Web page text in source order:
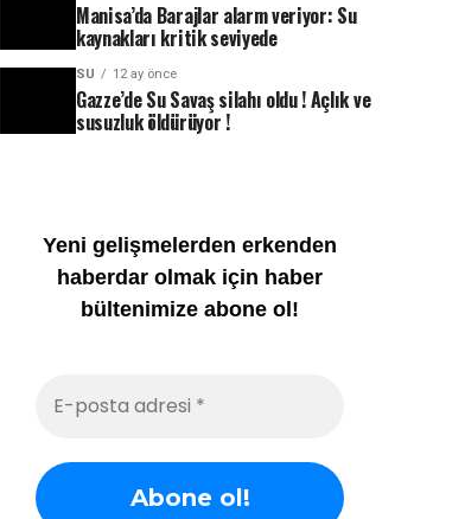
Manisa’da Barajlar alarm veriyor: Su
kaynakları kritik seviyede
SU 12 ay önce
Gazze’de Su Savaş silahı oldu ! Açlık ve
susuzluk öldürüyor !
Yeni gelişmelerden erkenden
haberdar olmak için haber
bültenimize abone ol!